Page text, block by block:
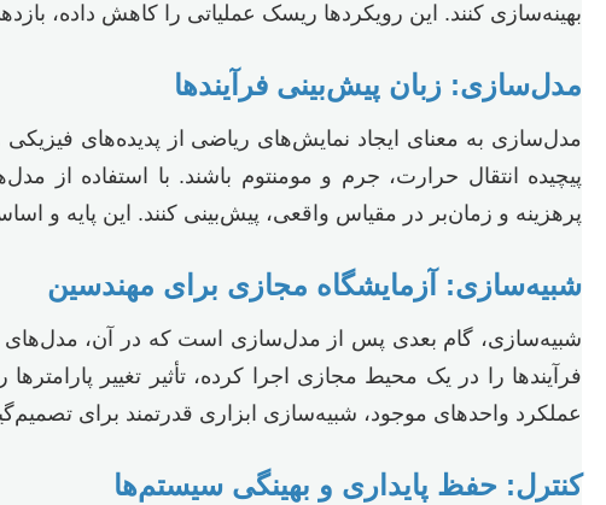
بهینه‌سازی کنند. این رویکردها ریسک عملیاتی را کاهش داده،
مدل‌سازی: زبان پیش‌بینی فرآیندها
مدل‌سازی به معنای ایجاد نمایش‌های ریاضی از پدیده‌های
پیچیده انتقال حرارت، جرم و مومنتوم باشند. با استفاده از
پرهزینه و زمان‌بر در مقیاس واقعی، پیش‌بینی کنند. این پایه و
شبیه‌سازی: آزمایشگاه مجازی برای مهندسین
شبیه‌سازی، گام بعدی پس از مدل‌سازی است که در آن، مدل‌های
فرآیندها را در یک محیط مجازی اجرا کرده، تأثیر تغییر
عملکرد واحدهای موجود، شبیه‌سازی ابزاری قدرتمند برای
کنترل: حفظ پایداری و بهینگی سیستم‌ها